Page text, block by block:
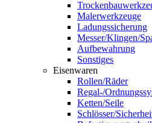
Malerwerkzeuge
Ladungssicherung
Messer/Klingen/
Aufbewahrung
Sonstiges
Eisenwaren
Rollen/Räder
Regal-/
Ketten/Seile
Schlösser/